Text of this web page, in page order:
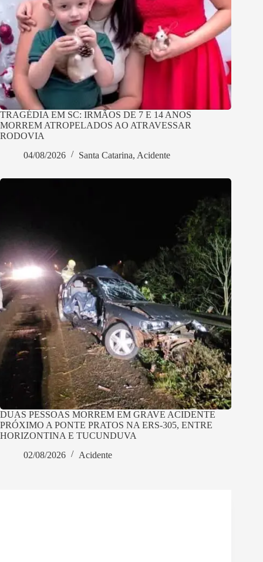
TRAGÉDIA EM SC: IRMÃOS DE 7 E 14 ANOS
MORREM ATROPELADOS AO ATRAVESSAR
RODOVIA
04/08/2026
Santa Catarina, Acidente
DUAS PESSOAS MORREM EM GRAVE ACIDENTE
PRÓXIMO A PONTE PRATOS NA ERS-305, ENTRE
HORIZONTINA E TUCUNDUVA
02/08/2026
Acidente